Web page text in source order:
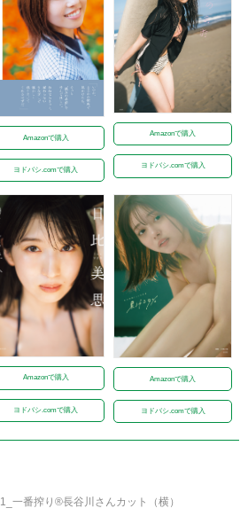
Amazonで購入
ヨドバシ.comで購入
Amazonで購入
ヨドバシ.comで購入
Amazonで購入
ヨドバシ.comで購入
Amazonで購入
ヨドバシ.comで購入
1_一番搾り®長谷川さんカット（横）